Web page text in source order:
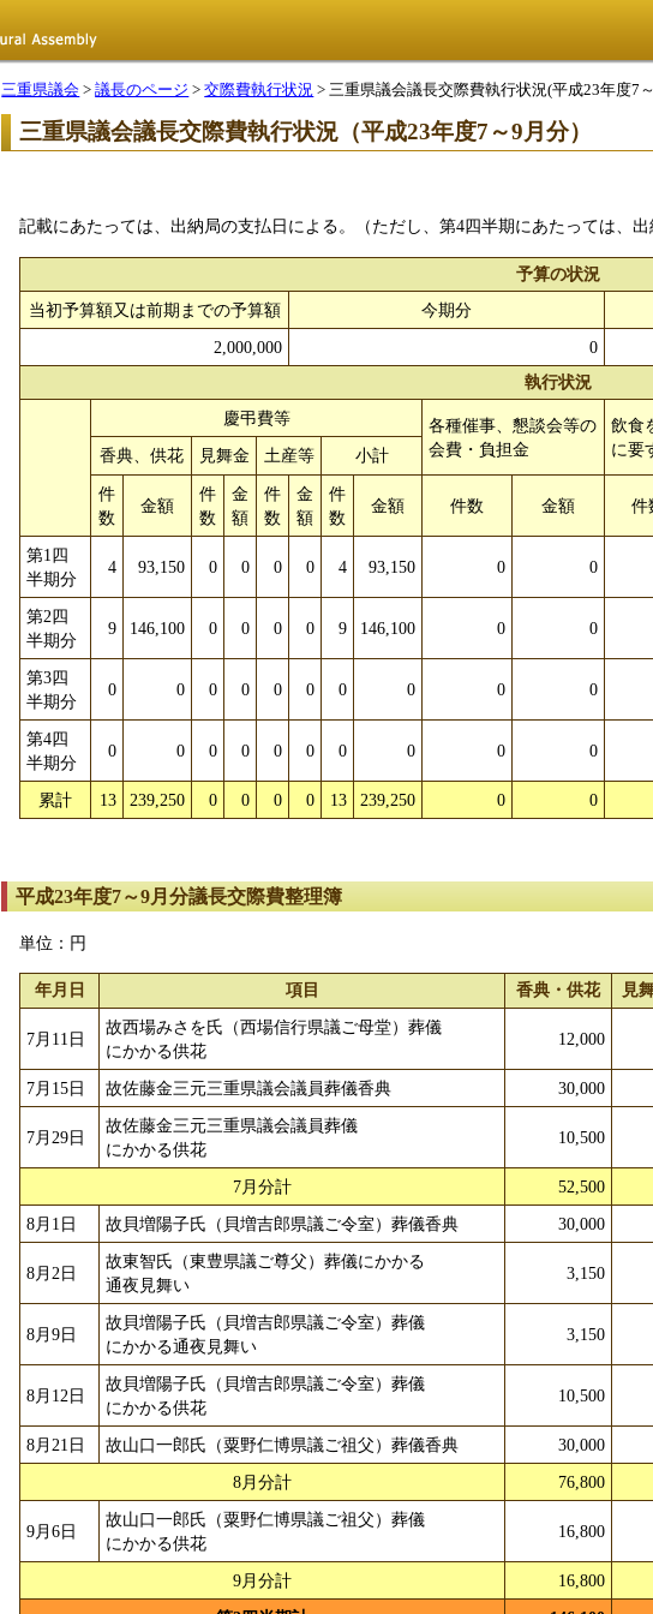
三重県議会 >議長のページ >交際費執行状況 > 三重県議会議長交際費執行状況(平成23年度7
三重県議会議長交際費執行状況（平成23年度7～9月分）
記載にあたっては、出納局の支払日による。（ただし、第4四半期にあたっては、出
予算の状況
当初予算額又は前期までの予算額
今期分
2,000,000
0
執行状況
慶弔費等
各種催事、懇談会等の
会費・負担金
飲食
に要
香典、供花
見舞金 土産等
小計
件
数
金額
件
数
金
額
件
数
金
額
件
数
金額 件数 金額 件
第1四
半期分
4 93,150 0 0 0 0 4 93,150 0 0
第2四
半期分
9 146,100 0 0 0 0 9 146,100 0 0
第3四
半期分
0 0 0 0 0 0 0 0 0 0
第4四
半期分
0 0 0 0 0 0 0 0 0 0
累計 13 239,250 0 0 0 0 13 239,250 0 0
平成23年度7～9月分議長交際費整理簿
単位：円
年月日 項目 香典・供花 見
7月11日
故西場みさを氏（西場信行県議ご母堂）葬儀
にかかる供花
12,000
7月15日 故佐藤金三元三重県議会議員葬儀香典 30,000
7月29日
故佐藤金三元三重県議会議員葬儀
にかかる供花
10,500
7月分計 52,500
8月1日
故貝増陽子氏（貝増吉郎県議ご令室）葬儀香典 30,000
8月2日
故東智氏（東豊県議ご尊父）葬儀にかかる
通夜見舞い
3,150
8月9日
故貝増陽子氏（貝増吉郎県議ご令室）葬儀
にかかる通夜見舞い
3,150
8月12日
故貝増陽子氏（貝増吉郎県議ご令室）葬儀
にかかる供花
10,500
8月21日 故山口一郎氏（粟野仁博県議ご祖父）葬儀香典 30,000
8月分計
76,800
9月6日
故山口一郎氏（粟野仁博県議ご祖父）葬儀
にかかる供花
16,800
9月分計 16,800